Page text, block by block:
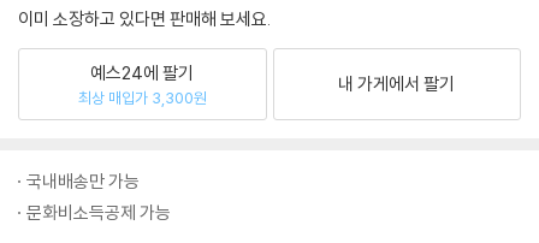
이미 소장하고 있다면 판매해 보세요.
예스24에 팔기
최상 매입가 3,300원
내 가게에서 팔기
국내배송만 가능
문화비소득공제 가능